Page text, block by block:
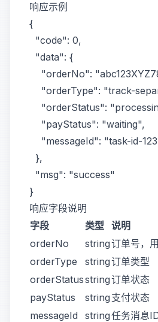
响应示例
{
  "code": 0,
  "data": {
"orderNo":
"orderType": "track-
"orderStatus":
    "payStatus": "waiting",
"messageId": "task-id-
  },
  "msg": "success"
响应字段说明
字段
类型 说明
orderNo
string订单号，
orderType
string订单类型
orderStatusstring订单状态
payStatus
string 支付状态
messageId
string任务消息